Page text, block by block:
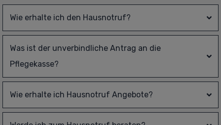
Wie erhalte ich den Hausnotruf?
Was ist der unverbindliche Antrag an die
Pflegekasse?
Wie erhalte ich Hausnotruf Angebote?